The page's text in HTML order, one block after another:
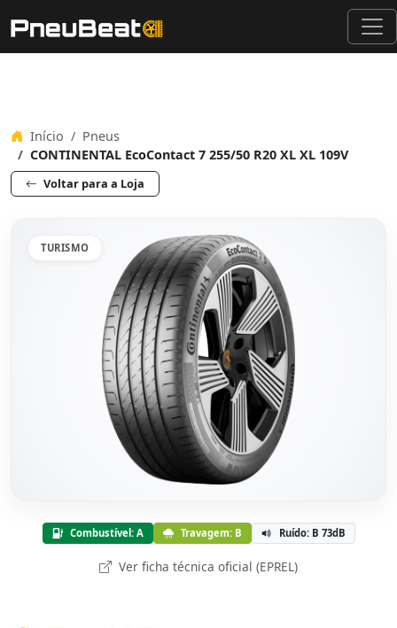
Início
Pneus
CONTINENTAL EcoContact 7 255/50 R20 XL XL 109V
Voltar para a Loja
TURISMO
Combustível: A Travagem: B Ruído: B 73dB
Ver ficha técnica oficial (EPREL)